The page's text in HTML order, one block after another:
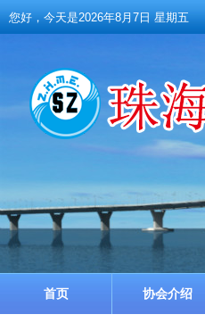
您好，今天是2026年8月7日 星期五
首页 协会介绍